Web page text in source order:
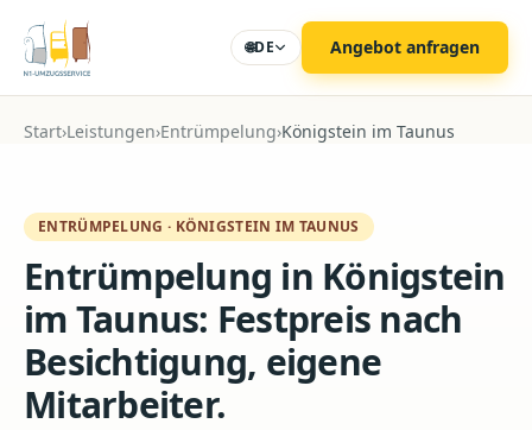
Zum Hauptinhalt
🌐DE Angebot anfragen
Start›Leistungen›Entrümpelung›Königstein im Taunus
ENTRÜMPELUNG · KÖNIGSTEIN IM TAUNUS
Entrümpelung in Königstein
im Taunus: Festpreis nach
Besichtigung, eigene
Mitarbeiter.